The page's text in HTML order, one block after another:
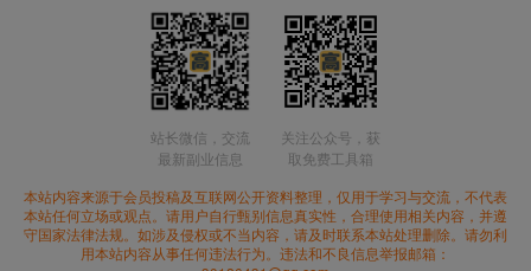
站长微信，交流
最新副业信息
关注公众号，获
取免费工具箱
本站内容来源于会员投稿及互联网公开资料整理，仅用于学习与交流，不代表
本站任何立场或观点。请用户自行甄别信息真实性，合理使用相关内容，并遵
守国家法律法规。如涉及侵权或不当内容，请及时联系本站处理删除。请勿利
用本站内容从事任何违法行为。违法和不良信息举报邮箱：